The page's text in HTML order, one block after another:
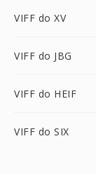
VIFF do XV
VIFF do JBG
VIFF do HEIF
VIFF do SIX